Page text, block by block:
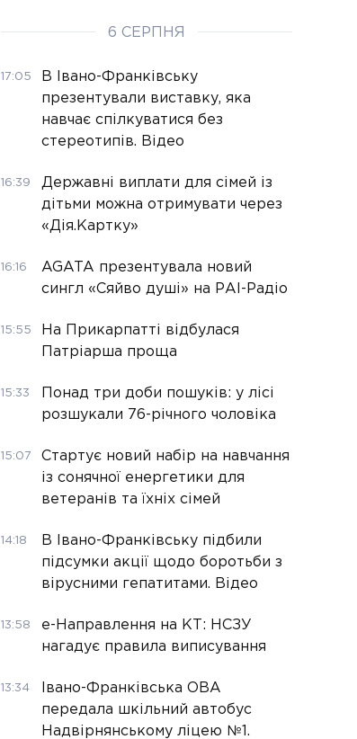
6 СЕРПНЯ
17:05
В Івано-Франківську
презентували виставку, яка
навчає спілкуватися без
стереотипів. Відео
16:39
Державні виплати для сімей із
дітьми можна отримувати через
«Дія.Картку»
16:16
AGATA презентувала новий
сингл «Сяйво душі» на РАІ-Радіо
15:55
На Прикарпатті відбулася
Патріарша проща
15:33
Понад три доби пошуків: у лісі
розшукали 76-річного чоловіка
15:07
Стартує новий набір на навчання
із сонячної енергетики для
ветеранів та їхніх сімей
14:18
В Івано-Франківську підбили
підсумки акції щодо боротьби з
вірусними гепатитами. Відео
13:58
е-Направлення на КТ: НСЗУ
нагадує правила виписування
13:34
Івано-Франківська ОВА
передала шкільний автобус
Надвірнянському ліцею №1.